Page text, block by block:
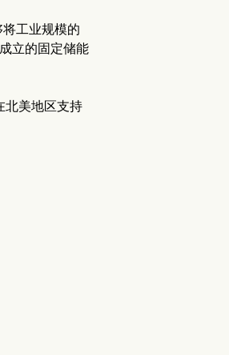
工业规模的
立的固定储能
北美地区支持